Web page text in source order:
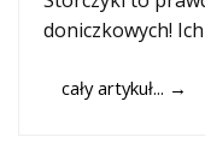
doniczkowych!
cały artykuł... →